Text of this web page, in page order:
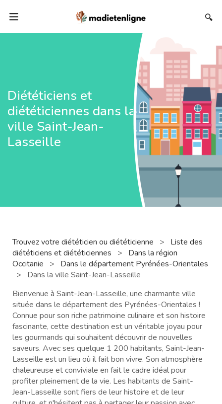
🔍
Diététiciens et
diététiciennes dans la
ville Saint-Jean-
Lasseille
Trouvez votre diététicien ou diététicienne >
Liste des
diététiciens et diététiciennes
>
Dans la région
Occitanie
>
Dans le département Pyrénées-Orientales
>
Dans la ville Saint-Jean-Lasseille
Bienvenue à Saint-Jean-Lasseille, une charmante ville
située dans le département des Pyrénées-Orientales !
Connue pour son riche patrimoine culinaire et son histoire
fascinante, cette destination est un véritable joyau pour
les gourmands qui souhaitent découvrir de nouvelles
saveurs. Avec ses quelque 1 200 habitants, Saint-Jean-
Lasseille est un lieu où il fait bon vivre. Son atmosphère
chaleureuse et conviviale en fait le cadre idéal pour
profiter pleinement de la vie. Les habitants de Saint-
Jean-Lasseille sont fiers de leur histoire et de leur